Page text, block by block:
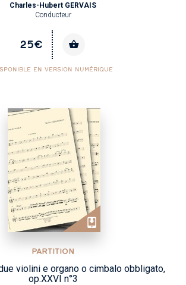
Charles-Hubert GERVAIS
Conducteur
25€
EN VERSION NUMÉRIQUE
PARTITION
violini e organo o cimbalo obbligato,
op.XXVI n°3